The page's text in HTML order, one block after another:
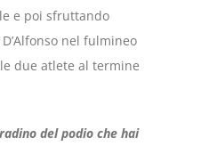
e poi sfruttando
nel fulmineo
due atlete al termine
del podio che hai